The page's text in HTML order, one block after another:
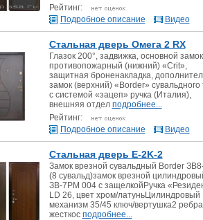
Рейтинг:
Подробное описание
Видео
Стальная дверь Омега 2 RX
Глазок 200°, задвижка, основной замок
противопожарный (нижний) «Crit»,
защитная броненакладка,
замок (верхний) «Border» сувальдного
с системой «зацеп» ручка (Италия),
внешняя отдел подробнее...
Рейтинг:
Подробное описание
Видео
Стальная дверь E-2K-2
Замок врезной сувальдный Border
(8 сувальд)замок врезной
ЗВ-7РМ 004 с защелкойРучка
LD 26, цвет хром/латуньЦилиндровый
механизм 35/45 ключ/вертушка2 ребра
жесткос подробнее...